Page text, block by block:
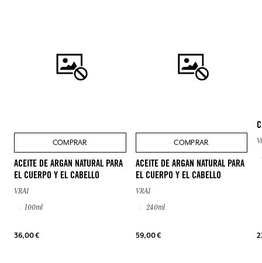
COMPRAR
ACEITE DE ARGAN NATURAL PARA
EL CUERPO Y EL CABELLO
VRAI
100ml
36,00 €
COMPRAR
ACEITE DE ARGAN NATURAL PARA
EL CUERPO Y EL CABELLO
VRAI
240ml
59,00 €